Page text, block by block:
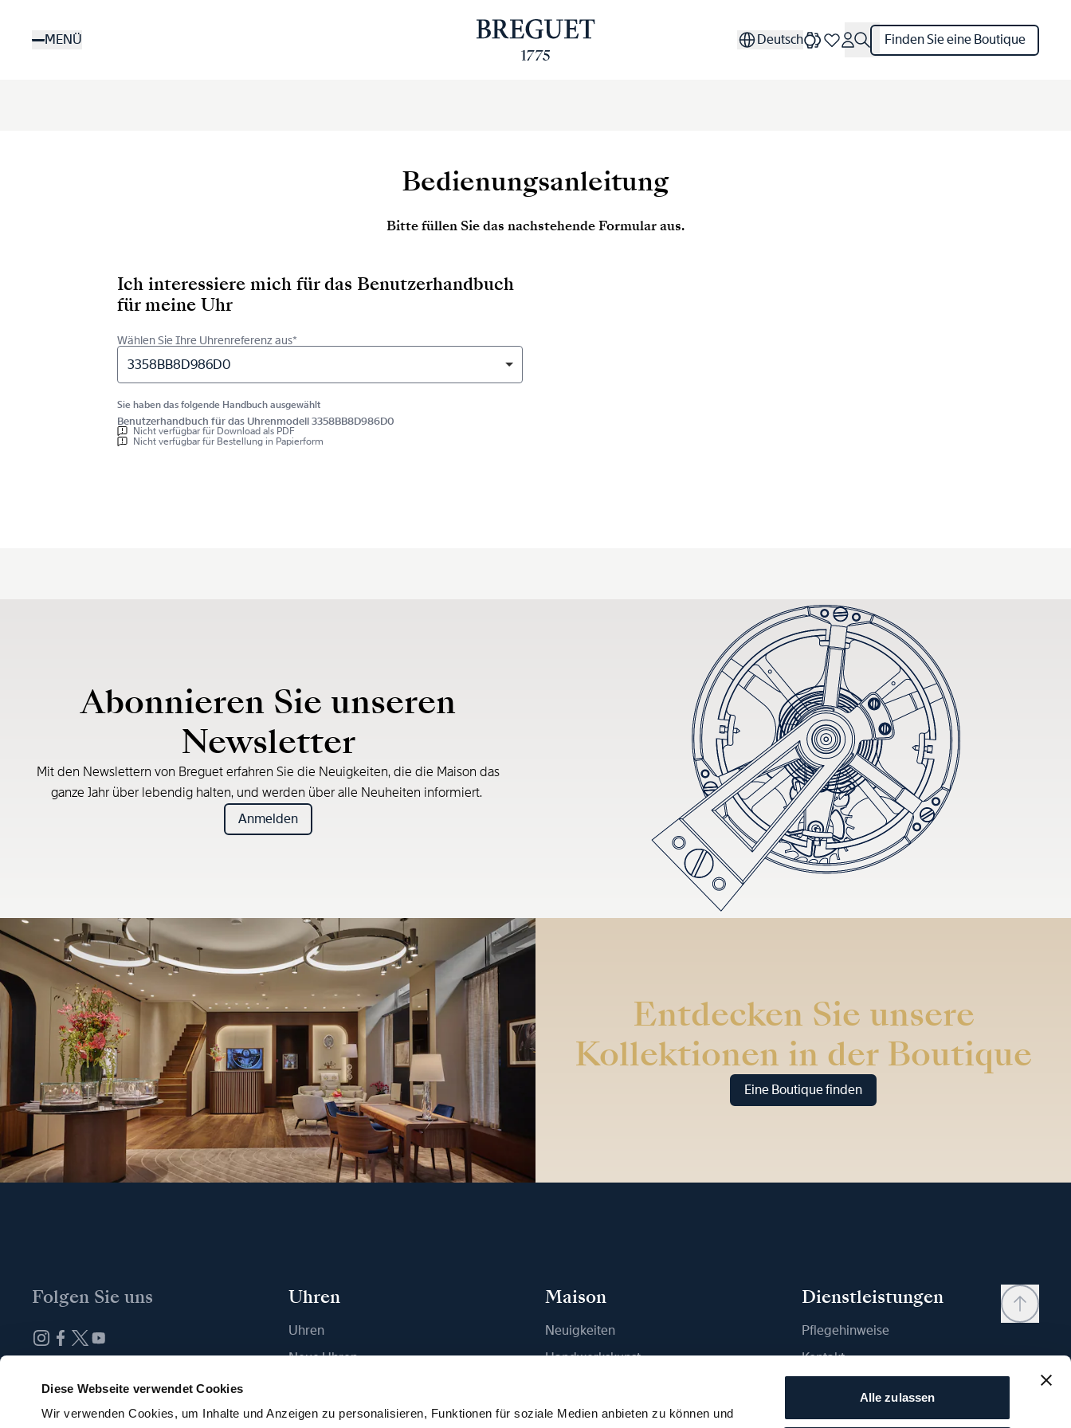
Diese Webseite verwendet Cookies
Wir verwenden Cookies, um Inhalte und Anzeigen zu personalisieren, Funktionen für soziale Medien anbieten zu können und
Alle zulassen
MENÜ Deutsch Finden Sie eine Boutique
Bedienungsanleitung
Bitte füllen Sie das nachstehende Formular aus.
Ich interessiere mich für das Benutzerhandbuch
für meine Uhr
Wählen Sie Ihre Uhrenreferenz aus*
3358BB8D986D0
Sie haben das folgende Handbuch ausgewählt
Benutzerhandbuch für das Uhrenmodell 3358BB8D986D0
Nicht verfügbar für Download als PDF
Nicht verfügbar für Bestellung in Papierform
Abonnieren Sie unseren
Newsletter
Mit den Newslettern von Breguet erfahren Sie die Neuigkeiten, die die Maison das
ganze Jahr über lebendig halten, und werden über alle Neuheiten informiert.
Anmelden
Entdecken Sie unsere
Kollektionen in der Boutique
Eine Boutique finden
Folgen Sie uns Uhren
Uhren
Neue Uhren
Maison
Neuigkeiten
Handwerkskunst
Nachhaltigkeit
Dienstleistungen
Pflegehinweise
Kontakt